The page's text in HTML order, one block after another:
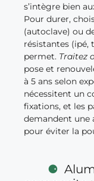
s’intègre bien
Pour durer,
(autoclave) ou
résistantes (ipé,
permet. Traitez
pose et
à 5 ans selon
nécessitent un
fixations, et les
demandent une
pour éviter la